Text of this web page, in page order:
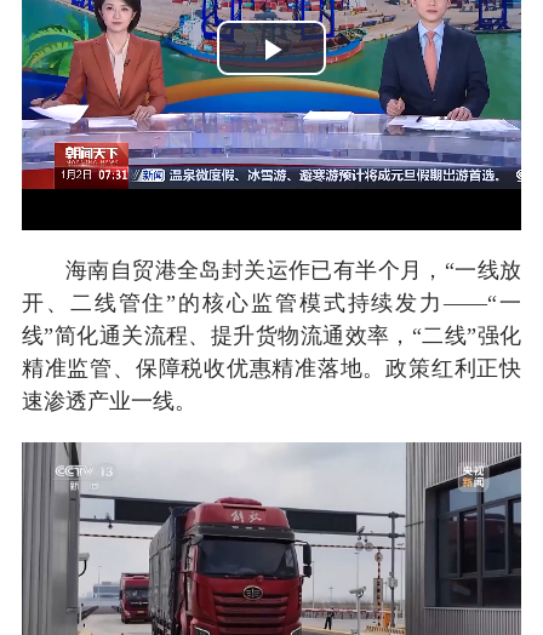
Play
Video
海南自贸港全岛封关运作已有半个月，“一线放
开、二线管住”的核心监管模式持续发力——“一
线”简化通关流程、提升货物流通效率，“二线”强化
精准监管、保障税收优惠精准落地。政策红利正快
速渗透产业一线。